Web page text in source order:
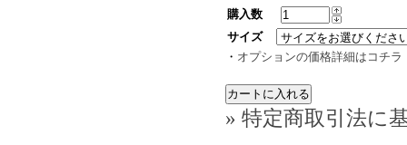
購入数
サイズ
・ オプションの価格詳細はコチラ
» 特定商取引法に